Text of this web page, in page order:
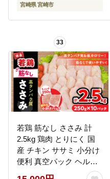
宮崎県 宮崎市
33
若鶏 筋なし ささみ 計
2.5kg 鶏肉 とりにく 国
産 チキン ササミ 小分け
便利 真空パック ヘルシ
ー 高タンパク 低カロリ